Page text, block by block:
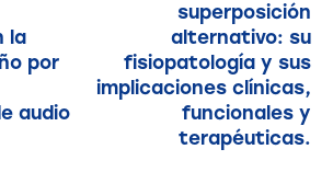
la
por
audio
superposición
alternativo: su
fisiopatología y sus
implicaciones clínicas,
funcionales y
terapéuticas.